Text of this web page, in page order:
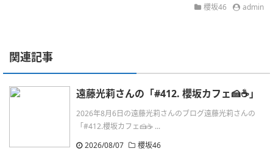
櫻坂46 admin
関連記事
遠藤光莉さんの「#412. 櫻坂カフェ🍰☕️」
2026年8月6日の遠藤光莉さんのブログ遠藤光莉さんの
「#412.櫻坂カフェ🍰☕ ...
2026/08/07
櫻坂46